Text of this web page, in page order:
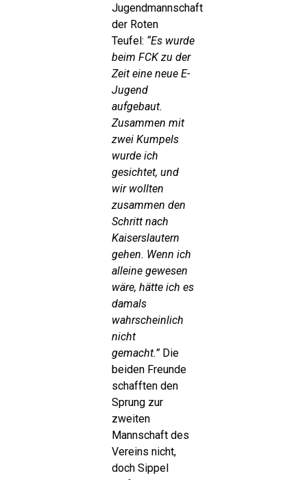
Jugendmannschaft
der Roten
Teufel: “Es wurde
beim FCK zu der
Zeit eine neue E-
Jugend
aufgebaut.
Zusammen mit
zwei Kumpels
wurde ich
gesichtet, und
wir wollten
zusammen den
Schritt nach
Kaiserslautern
gehen. Wenn ich
alleine gewesen
wäre, hätte ich es
damals
wahrscheinlich
nicht
gemacht.”Die
beiden Freunde
schafften den
Sprung zur
zweiten
Mannschaft des
Vereins nicht,
doch Sippel